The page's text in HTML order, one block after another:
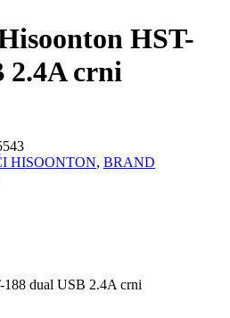
HST-
2.4A crni
HISOONTON, BRAND
dual USB 2.4A crni